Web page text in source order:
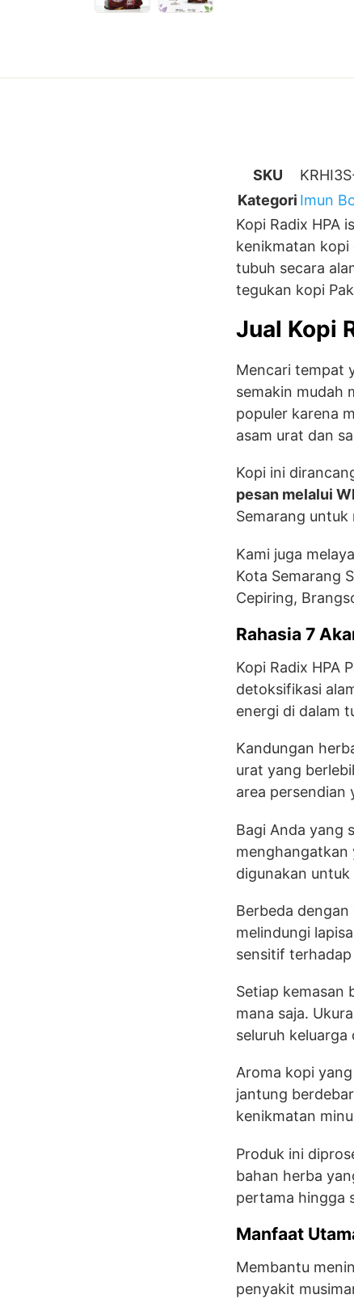
SKU
Kategori Imun
Kopi Radix HPA
kenikmatan kopi
tubuh secara
tegukan kopi
Jual Kopi
Mencari tempat
semakin mudah
populer karena
asam urat dan
Kopi ini
pesan melalui
Semarang
Kami juga
Kota Semarang
Cepiring,
Rahasia 7
Kopi Radix HPA
detoksifikasi
energi di dalam
Kandungan
urat yang
area persendian
Bagi Anda yang
menghangatkan
digunakan
Berbeda
melindungi
sensitif
Setiap kemasan
mana saja.
seluruh keluarga
Aroma kopi
jantung
kenikmatan
Produk ini
bahan herba
pertama hingga
Manfaat
Membantu
penyakit